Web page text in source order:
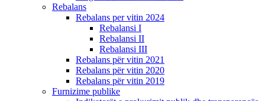
Rebalans
Rebalans per vitin 2024
Rebalansi I
Rebalansi II
Rebalansi III
Rebalans për vitin 2021
Rebalans për vitin 2020
Rebalans për vitin 2019
Furnizime publike